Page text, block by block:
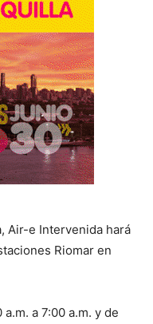
Air-e Intervenida hará
Riomar en
a 7:00 a.m. y de